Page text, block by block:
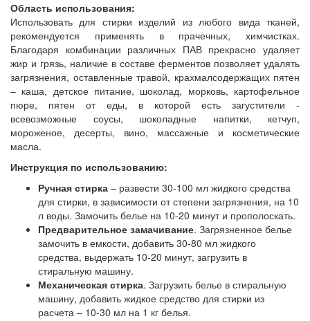
Область использования:
Использовать для стирки изделий из любого вида тканей,
рекомендуется применять в прачечных, химчистках.
Благодаря комбинации различных ПАВ прекрасно удаляет
жир и грязь, наличие в составе ферментов позволяет удалять
загрязнения, оставленные травой, крахмалсодержащих пятен
– каша, детское питание, шоколад, морковь, картофельное
пюре, пятен от еды, в которой есть загустители -
всевозможные соусы, шоколадные напитки, кетчуп,
мороженое, десерты, вино, массажные и косметические
масла.
Инструкция по использованию:
Ручная стирка – развести 30-100 мл жидкого средства
для стирки, в зависимости от степени загрязнения, на 10
л воды. Замочить белье на 10-20 минут и прополоскать.
Предварительное замачивание. Загрязненное белье
замочить в емкости, добавить 30-80 мл жидкого
средства, выдержать 10-20 минут, загрузить в
стиральную машину.
Механическая стирка. Загрузить белье в стиральную
машину, добавить жидкое средство для стирки из
расчета – 10-30 мл на 1 кг белья.